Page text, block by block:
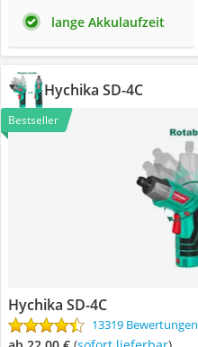
lange Akkulaufzeit
Hychika SD-4C
Bestseller
Hychika SD-4C
13319 Bewertungen